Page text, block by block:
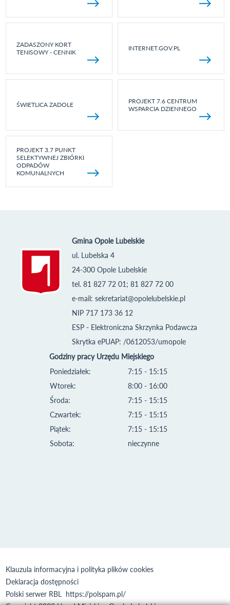
ZADASZONY KORT
TENISOWY - CENNIK
INTERNET.GOV.PL
ŚWIETLICA ZADOLE
PROJEKT 7.6 CENTRUM
WSPARCIA DZIENNEGO
PROJEKT 3.7 PUNKT
SELEKTYWNEJ ZBIÓRKI
ODPADÓW
KOMUNALNYCH
Gmina Opole Lubelskie
ul. Lubelska 4
24-300 Opole Lubelskie
tel. 81 827 72 01; 81 827 72 00
e-mail: sekretariat@opolelubelskie.pl
NIP 717 173 36 12
ESP - Elektroniczna Skrzynka Podawcza
Skrytka ePUAP: /0612053/umopole
Godziny pracy Urzędu Miejskiego
Poniedziałek:
Wtorek:
Środa:
Czwartek:
Piątek:
Sobota:
7:15 - 15:15
8:00 - 16:00
7:15 - 15:15
7:15 - 15:15
7:15 - 15:15
nieczynne
Klauzula informacyjna i polityka plików cookies
Deklaracja dostępności
Polski serwer RBL https://polspam.pl/